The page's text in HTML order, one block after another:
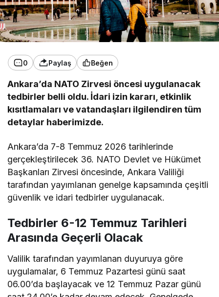
0 Paylaş Beğen
Ankara’da NATO Zirvesi öncesi uygulanacak
tedbirler belli oldu. İdari izin kararı, etkinlik
kısıtlamaları ve vatandaşları ilgilendiren tüm
detaylar haberimizde.
Ankara’da 7-8 Temmuz 2026 tarihlerinde
gerçekleştirilecek 36. NATO Devlet ve Hükümet
Başkanları Zirvesi öncesinde, Ankara Valiliği
tarafından yayımlanan genelge kapsamında çeşitli
güvenlik ve idari tedbirler uygulanacak.
Tedbirler 6-12 Temmuz Tarihleri
Arasında Geçerli Olacak
Valilik tarafından yayımlanan duyuruya göre
uygulamalar, 6 Temmuz Pazartesi günü saat
06.00’da başlayacak ve 12 Temmuz Pazar günü